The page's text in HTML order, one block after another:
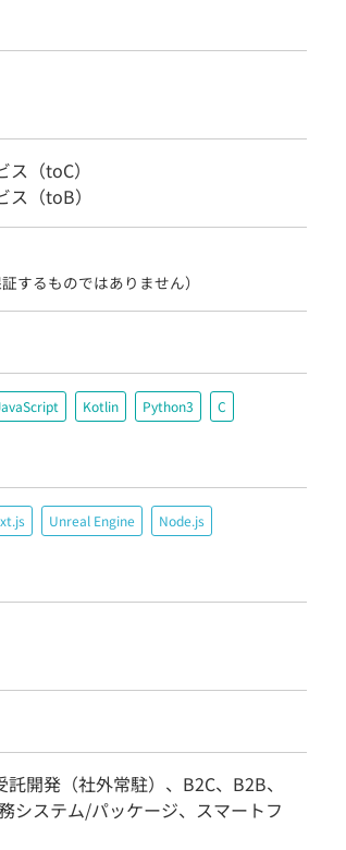
（toC）
（toB）
するものではありません）
Kotlin Python3 C
Unreal Engine Node.js
開発（社外常駐）、B2C、B2B、
システム/パッケージ、スマートフ